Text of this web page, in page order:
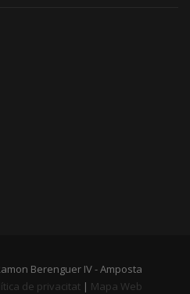
Berenguer IV - Amposta
de privacitat| Mapa Web